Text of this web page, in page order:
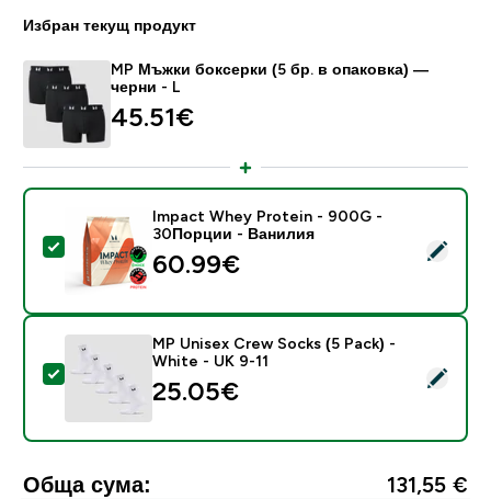
Избран текущ продукт
MP Мъжки боксерки (5 бр. в опаковка) —
черни - L
45.51€‎
Select this product - Impact Whey Protein - 900G -
Impact Whey Protein - 900G -
30Порции - Ванилия
60.99€‎
Select this product - MP Unisex Crew Socks (5 Pack)
MP Unisex Crew Socks (5 Pack) -
White - UK 9-11
25.05€‎
Обща сума: 131,55 €‎